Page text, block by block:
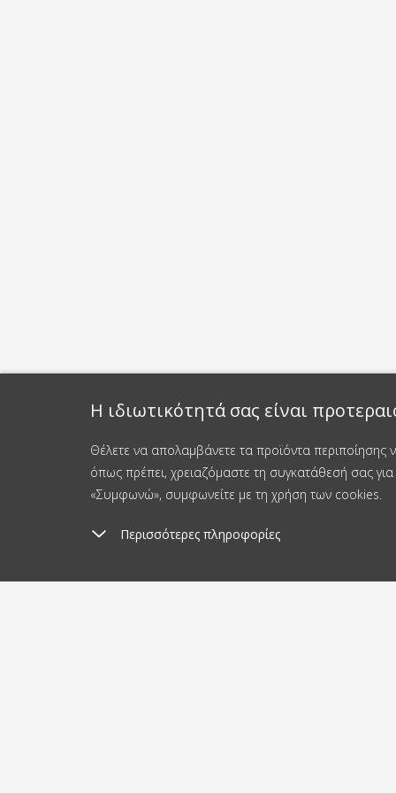
Η ιδιωτικότητά σας είναι
Θέλετε να απολαμβάνετε τα προϊόντα περιποίησης
όπως πρέπει, χρειαζόμαστε τη συγκατάθεσή σας
«Συμφωνώ», συμφωνείτε με τη χρήση των cookies.
Περισσότερες πληροφορίες